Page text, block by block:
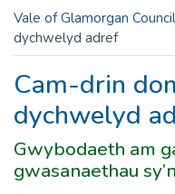
Vale of Glamorgan Council
dychwelyd adref
Cam-drin
dychwelyd
Gwybodaeth am
gwasanaethau